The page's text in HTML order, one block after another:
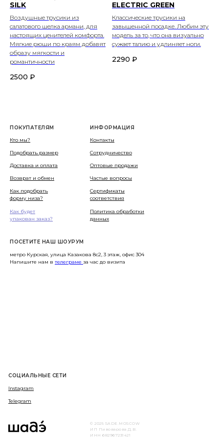
SILK
Воздушные трусики из
салатового шелка армани, для
настоящих ценителей комфорта.
Мягкие рюши по краям добавят
образу мягкости и
романтичности
2500 ₽
ELECTRIC GREEN
Классические трусики на
завышенной посадке. Любим эту
модель за то, что она визуально
сужает талию и удлиняет ноги.
2290 ₽
ПОКУПАТЕЛЯМ
ИНФОРМАЦИЯ
Кто мы?
Подобрать размер
Доставка и оплата
Возврат и обмен
Сертификаты
соответствия
Контакты
Оптовые продажи
СОЦИАЛЬНЫЕ СЕТИ
Instagram
Telegram
© 2025 SADE.MOSCOW
ИП Пивоварова Д.В.
ИНН 682967231421
Сотрудничество
Политика обработки
данных
Как подобрать
форму низа?
Частые вопросы
Как будет
упакован заказ?
ПОСЕТИТЕ НАШ ШОУРУМ
метро Курская, улица Казакова 8с2, 3 этаж, офис 304
Напишите нам в телеграме за час до визита